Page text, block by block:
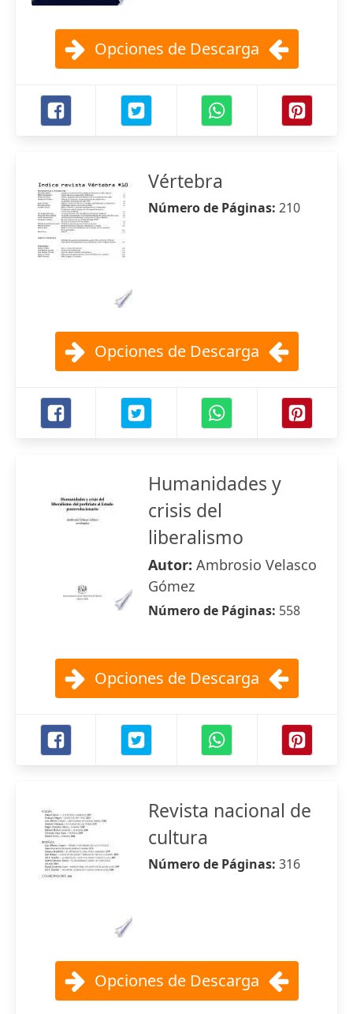
Opciones de Descarga
Vértebra
Número de Páginas: 210
Opciones de Descarga
Humanidades y
crisis del
liberalismo
Autor: Ambrosio Velasco
Gómez
Número de Páginas: 558
Opciones de Descarga
Revista nacional de
cultura
Número de Páginas: 316
Opciones de Descarga